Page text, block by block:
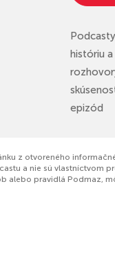
históriu
epizód
z otvoreného
a nie sú vlastníctvom
alebo pravidlá Podmaz,